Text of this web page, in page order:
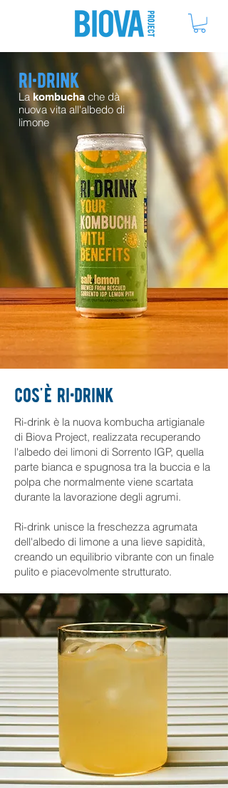
ri•drink
La kombucha che dà
nuova vita all'albedo di
limone
cos'è ri•drink
Ri-drink è la nuova kombucha artigianale
di Biova Project, realizzata recuperando
l'albedo dei limoni di Sorrento IGP, quella
parte bianca e spugnosa tra la buccia e la
polpa che normalmente viene scartata
durante la lavorazione degli agrumi.
Ri-drink unisce la freschezza agrumata
dell'albedo di limone a una lieve sapidità,
creando un equilibrio vibrante con un finale
pulito e piacevolmente strutturato.​